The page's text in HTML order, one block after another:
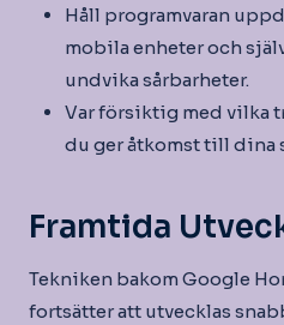
Håll programvaran
mobila enheter och
undvika sårbarheter.
Var försiktig med vilka
du ger åtkomst till dina
Framtida
Tekniken bakom Google
fortsätter att utvecklas